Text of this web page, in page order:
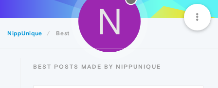
NippUnique Best N
BEST POSTS MADE BY NIPPUNIQUE